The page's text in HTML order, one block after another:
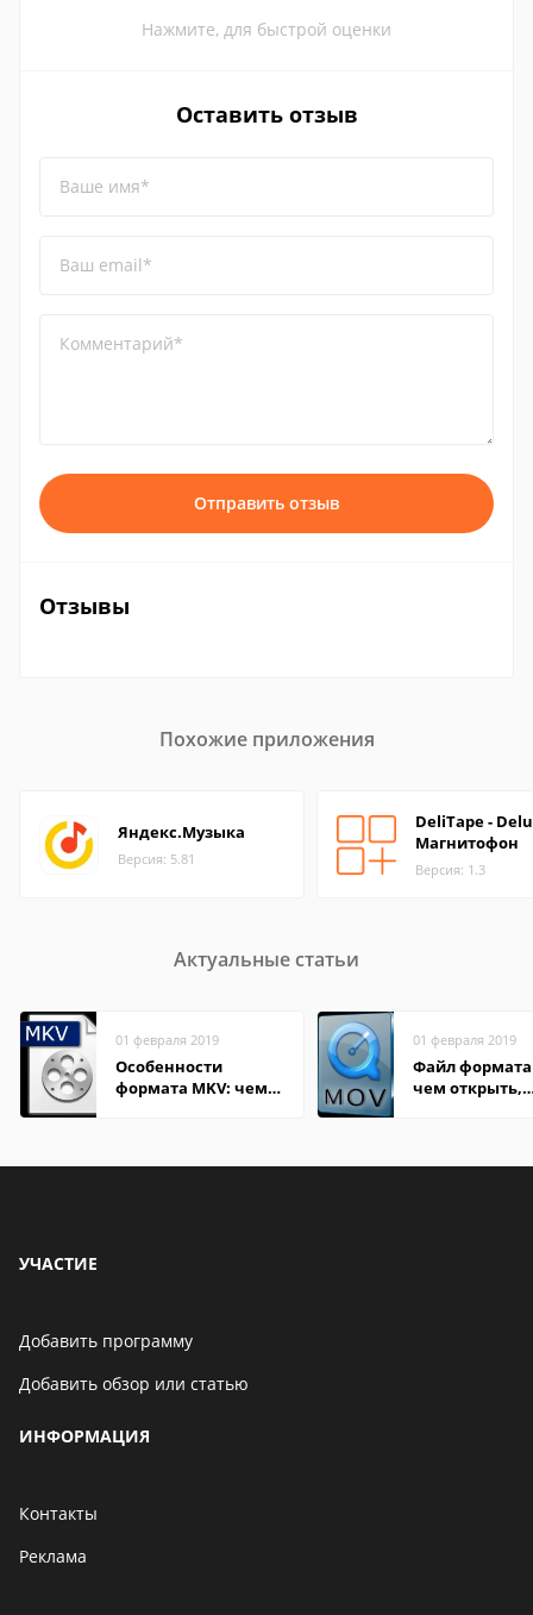
Нажмите, для быстрой оценки
Оставить отзыв
Ваше имя*
Ваш email*
Комментарий*
Отправить отзыв
Отзывы
Похожие приложения
Яндекс.Музыка
Версия: 5.81
DeliTape -
Магнитофон
Версия: 1.3
Актуальные статьи
01 февраля 2019
Особенности
формата MKV: чем
01 февраля 2019
Файл формата
чем открыть,
УЧАСТИЕ
Добавить программу
Добавить обзор или статью
ИНФОРМАЦИЯ
Контакты
Реклама